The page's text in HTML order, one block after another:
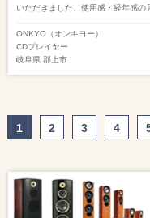
いただきました。使用感・経年感の
ONKYO（オンキヨー）
CDプレイヤー
岐阜県 郡上市
1 2 3 4